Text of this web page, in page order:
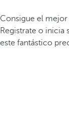
Consigue el
Registrate o inicia
este fantástico